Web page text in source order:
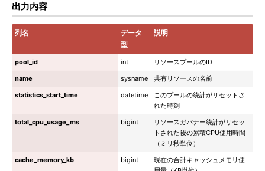
出力内容
列名
データ
型
説明
pool_id int
リソースプールのID
name
sysname
共有リソースの名前
statistics_start_time
datetime
このプールの統計がリセットさ
れた時刻
total_cpu_usage_ms
bigint
リソースガバナー統計がリセッ
トされた後の累積CPU使用時間
（ミリ秒単位）
cache_memory_kb
bigint
現在の合計キャッシュメモリ使